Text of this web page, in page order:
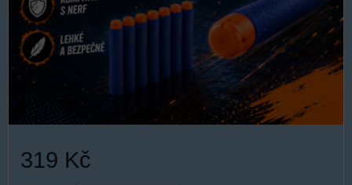
319 Kč